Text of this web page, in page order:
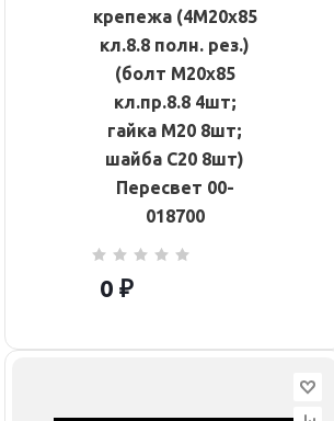
крепежа (4М20х85
кл.8.8 полн. рез.)
(болт М20х85
кл.пр.8.8 4шт;
гайка М20 8шт;
шайба С20 8шт)
Пересвет 00-
018700
0 ₽